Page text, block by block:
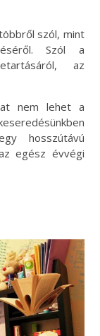
szól, mint
Szól a
az
nem lehet a
hosszútávú
egész évvégi